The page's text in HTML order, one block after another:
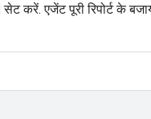
सेट करें. एजेंट पूरी रिपोर्ट के